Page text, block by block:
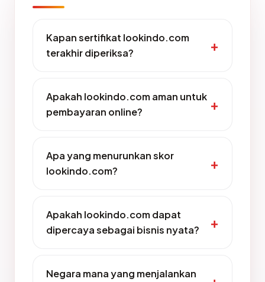
Kapan sertifikat lookindo.com
terakhir diperiksa?
Apakah lookindo.com aman untuk
pembayaran online?
Apa yang menurunkan skor
lookindo.com?
Apakah lookindo.com dapat
dipercaya sebagai bisnis nyata?
Negara mana yang menjalankan